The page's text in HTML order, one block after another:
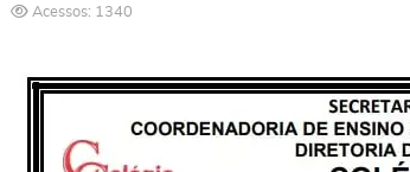
Acessos: 1340